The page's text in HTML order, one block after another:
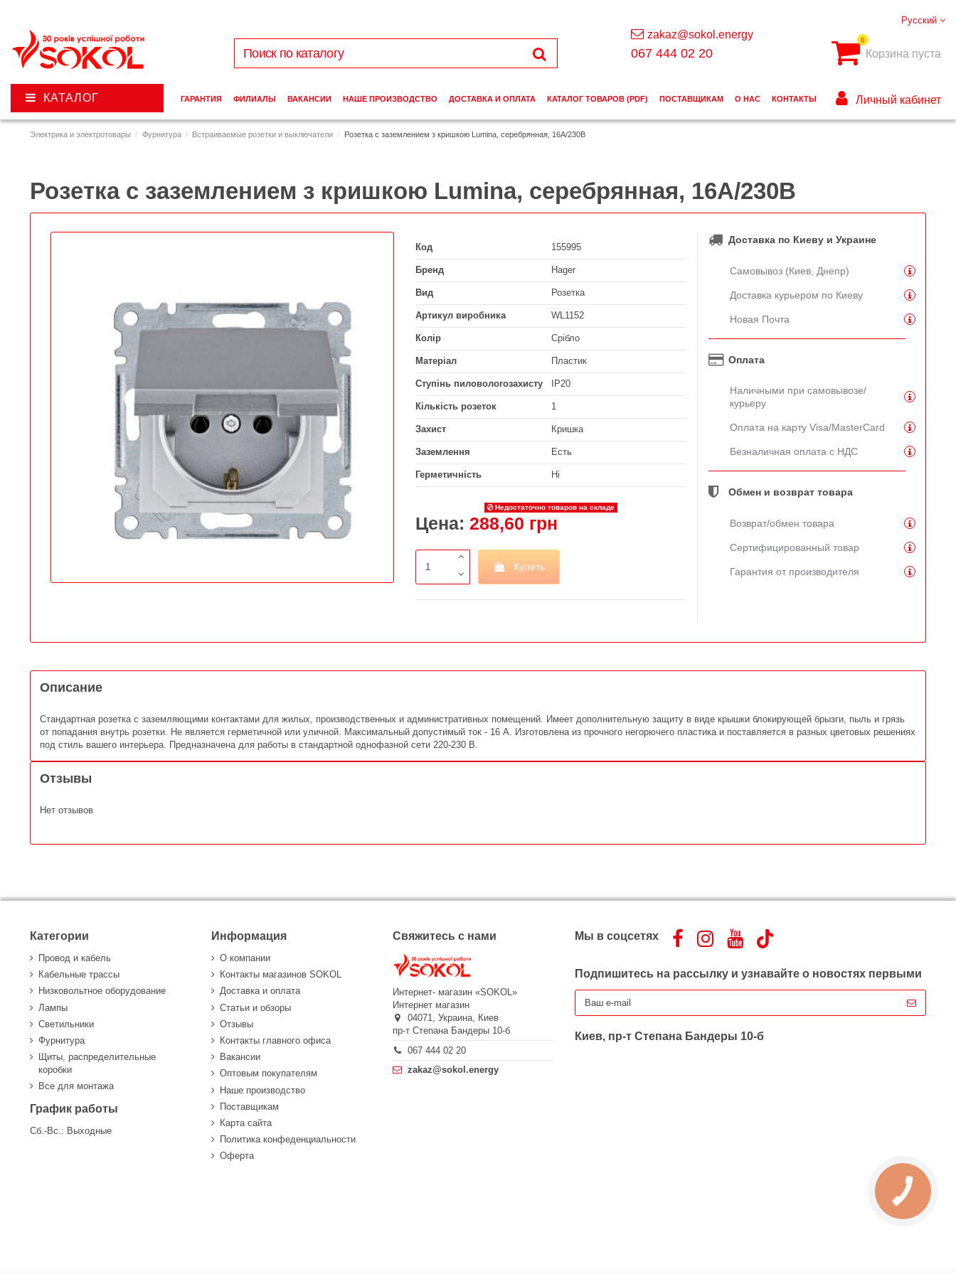
Электрика и электротовары Фурнитура Встраиваемые розетки и выключатели Розетка с заземлением з кришкою Lumina, серебрянная, 16А/230В
Розетка с заземлением з кришкою Lumina, серебрянная, 16А/230В
Код 155995
Бренд Hager
Вид Розетка
Артикул виробника WL1152
Колір Срібло
Матеріал Пластик
Ступінь пиловологозахисту IP20
Кількість розеток 1
Захист Кришка
Заземлення Есть
Герметичність Ні
Недостаточно товаров на складе
Цена: 288,60 грн
Купить
Доставка по Киеву и Украине
Самовывоз (Киев, Днепр)
Доставка курьером по Киеву
Новая Почта
Оплата
Наличными при самовывозе/
курьеру
Оплата на карту Visa/MasterCard
Безналичная оплата с НДС
Обмен и возврат товара
Возврат/обмен товара
Сертифицированный товар
Гарантия от производителя
Описание
Стандартная розетка с заземляющими контактами для жилых, производственных и административных помещений. Имеет дополнительную защиту в виде крышки блокирующей брызги, пыль и грязь
от попадания внутрь розетки. Не является герметичной или уличной. Максимальный допустимый ток - 16 А. Изготовлена из прочного негорючего пластика и поставляется в разных цветовых решениях
под стиль вашего интерьера. Предназначена для работы в стандартной однофазной сети 220-230 В.
Отзывы
Нет отзывов
Русский
zakaz@sokol.energy
067 444 02 20
0
Корзина пуста
КАТАЛОГ ГАРАНТИЯ ФИЛИАЛЫ ВАКАНСИИ НАШЕ ПРОИЗВОДСТВО ДОСТАВКА И ОПЛАТА КАТАЛОГ ТОВАРОВ (PDF) ПОСТАВЩИКАМ О НАС КОНТАКТЫ Личный кабинет
Категории
Провод и кабель
Кабельные трассы
Низковольтное оборудование
Лампы
Светильники
Фурнитура
Щиты, распределительные
коробки
Все для монтажа
График работы
Сб.-Вс.: Выходные
Информация
О компании
Контакты магазинов SOKOL
Доставка и оплата
Статьи и обзоры
Отзывы
Контакты главного офиса
Вакансии
Оптовым покупателям
Наше производство
Поставщикам
Карта сайта
Политика конфеденциальности
Оферта
Свяжитесь с нами
Интернет- магазин «SOKOL»
Интернет магазин
04071,Украина, Киев
пр-т Степана Бандеры 10-б
067 444 02 20
zakaz@sokol.energy
Мы в соцсетях
Подпишитесь на рассылку и узнавайте о новостях первыми
Киев, пр-т Степана Бандеры 10-б
КНОПКА
ЗВ'ЯЗКУ